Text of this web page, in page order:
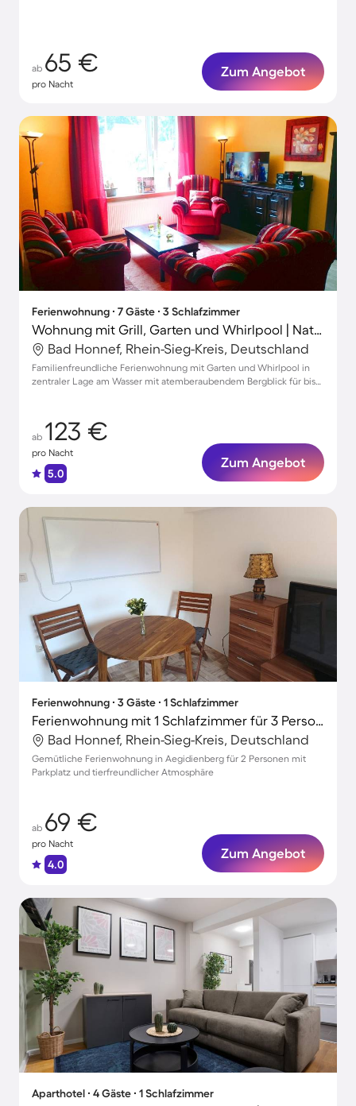
ab 65 €
pro Nacht
Zum Angebot
Ferienwohnung ∙ 7 Gäste ∙ 3 Schlafzimmer
Wohnung mit Grill, Garten und Whirlpool | Naturblick
Bad Honnef, Rhein-Sieg-Kreis, Deutschland
Familienfreundliche Ferienwohnung mit Garten und Whirlpool in
zentraler Lage am Wasser mit atemberaubendem Bergblick für bis
ab 123 €
pro Nacht
5.0
Zum Angebot
Ferienwohnung ∙ 3 Gäste ∙ 1 Schlafzimmer
Ferienwohnung mit 1 Schlafzimmer für 3 Personen
Bad Honnef, Rhein-Sieg-Kreis, Deutschland
Gemütliche Ferienwohnung in Aegidienberg für 2 Personen mit
Parkplatz und tierfreundlicher Atmosphäre
ab 69 €
pro Nacht
4.0
Zum Angebot
Aparthotel ∙ 4 Gäste ∙ 1 Schlafzimmer